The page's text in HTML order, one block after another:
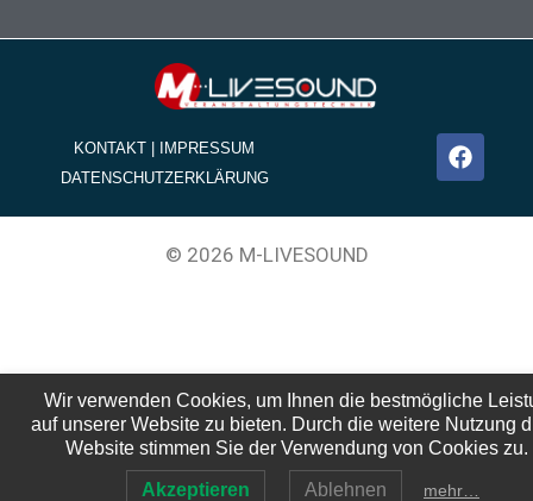
KONTAKT | IMPRESSUM
DATENSCHUTZERKLÄRUNG
© 2026 M-LIVESOUND
Wir verwenden Cookies, um Ihnen die bestmögliche
auf unserer Website zu bieten. Durch die weitere Nutzung
Website stimmen Sie der Verwendung von Cookies zu.
Akzeptieren Ablehnen mehr…